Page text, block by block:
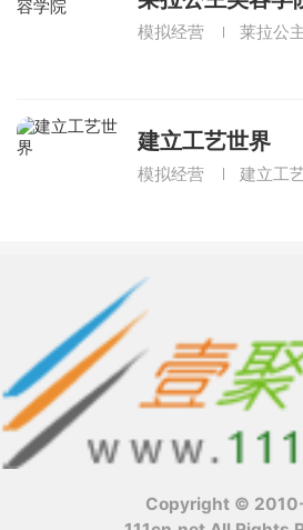
模拟经营 莱拉公
建立工艺世界
模拟经营 建立工
Copyright ©